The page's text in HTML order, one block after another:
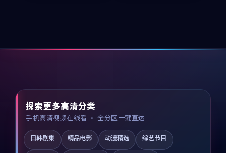
探索更多高清分类
手机高清视频在线看 · 全分区一键直达
日韩剧集 精品电影 动漫精选 综艺节目